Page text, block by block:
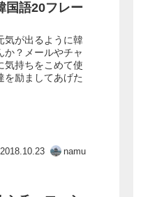
国語20フレー
気が出るように韓
か？メールやチャ
気持ちをこめて使
を励ましてあげた
2018.10.23 namu